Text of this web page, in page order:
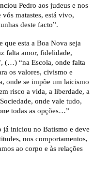
Pedro aos judeus e nos
matastes, está vivo,
deste facto”.
esta a Boa Nova seja
falta amor, fidelidade,
(…) “na Escola, onde falta
os valores, civismo e
onde se impõe um laicismo
risco a vida, a liberdade, a
onde vale tudo,
todas as opções…”
já iniciou no Batismo e deve
nos comportamentos,
ao corpo e às relações